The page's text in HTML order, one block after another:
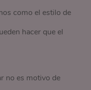
como el estilo de
hacer que el
no es motivo de